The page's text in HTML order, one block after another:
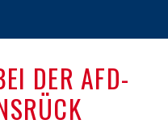
DER AFD-